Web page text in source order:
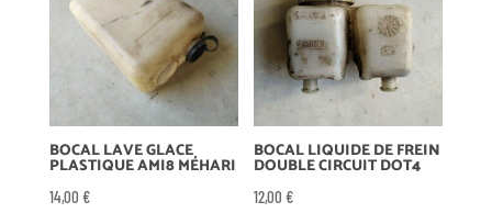
BOCAL LAVE GLACE
PLASTIQUE AMI8 MÉHARI
14,00 €
BOCAL LIQUIDE DE FREIN
DOUBLE CIRCUIT DOT4
12,00€